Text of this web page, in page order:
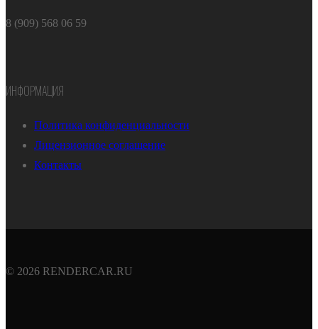
8 (909) 568 06 59
ИНФОРМАЦИЯ
Политика конфиденциальности
Лицензионное соглашение
Контакты
© 2026 RENDERCAR.RU